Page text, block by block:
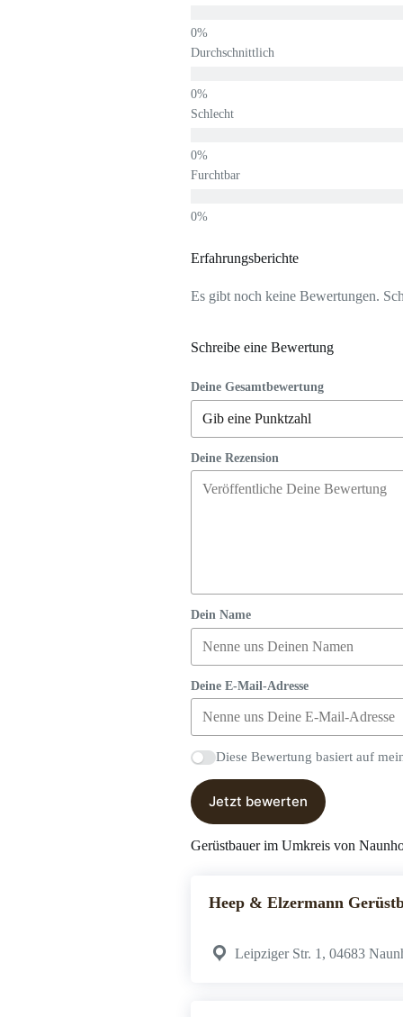
Durchschnittlich
Schlecht
Furchtbar
Erfahrungsberichte
Es gibt noch keine Bewertungen.
Schreibe eine Bewertung
Deine Gesamtbewertung
Deine Rezension
Dein Name
Deine E-Mail-Adresse
Diese Bewertung basiert auf
Jetzt bewerten
Gerüstbauer im Umkreis von
Heep & Elzermann
Leipziger Str. 1, 04683